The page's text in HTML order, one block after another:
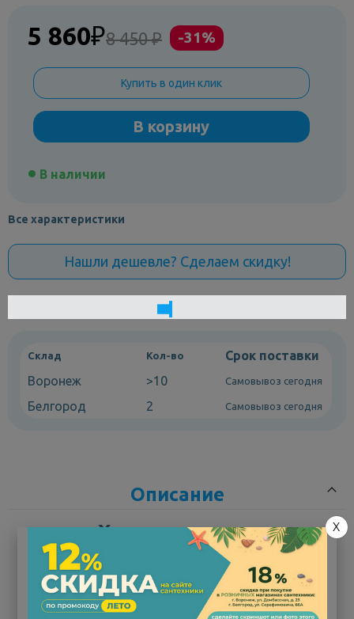
5 860₽8 450 ₽ -31%
Купить в один клик
В корзину
В наличии
Все характеристики
Нашли дешевле? Сделаем скидку!
Склад Кол-во
Срок поставки
Воронеж
>10 Самовывоз сегодня
Белгород 2 Самовывоз сегодня
Описание
Характеристики
Унитаз-компакт Santeri Ультра — надежная модель с
увеличенной высотой для комфортного использования.
X